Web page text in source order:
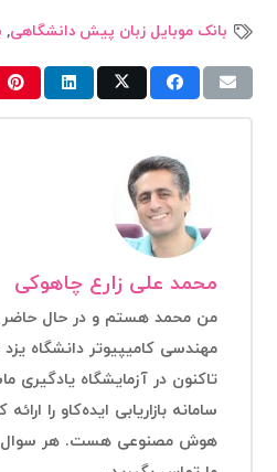
بانک موبایل زبان پیش دانشگاهی,
محمد علی زارع چاهوکی
من محمد هستم و در حال حاضر
تاکنون در آزمایشگاه یادگیری
سامانه بازاریابی ایده‌کاو را
هوش مصنوعی هست. هر سوال و